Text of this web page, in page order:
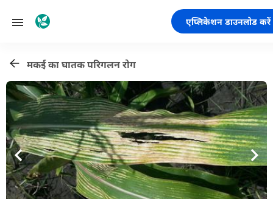
एप्लिकेशन डाउनलोड करें
मकई का घातक परिगलन रोग